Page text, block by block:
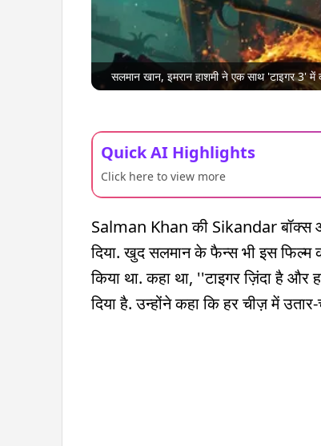
सलमान खान, इमरान हाशमी ने एक साथ 'टाइगर 3' में
Quick AI Highlights
Click here to view more
Salman Khan की Sikandar बॉक्स
दिया. खुद सलमान के फैन्स भी इस फिल्म
किया था. कहा था, ''टाइगर ज़िंदा है
दिया है. उन्होंने कहा कि हर चीज़ में